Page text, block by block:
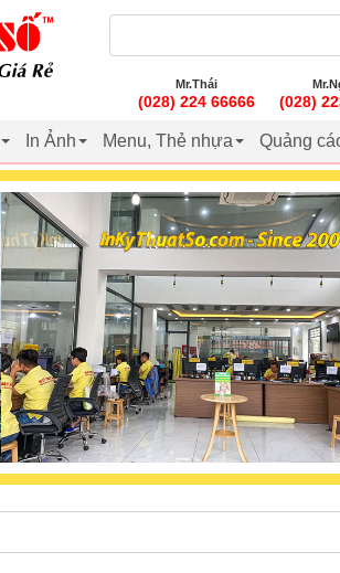
Mr.Thái
(028) 224 66666 (028)
In Ảnh Menu, Thẻ nhựa Quảng